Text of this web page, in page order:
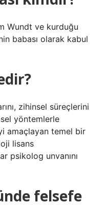
Wundt ve kurduğu
babası olarak kabul
zihinsel süreçlerini
yöntemlerle
amaçlayan temel bir
lisans
psikolog unvanını
felsefe